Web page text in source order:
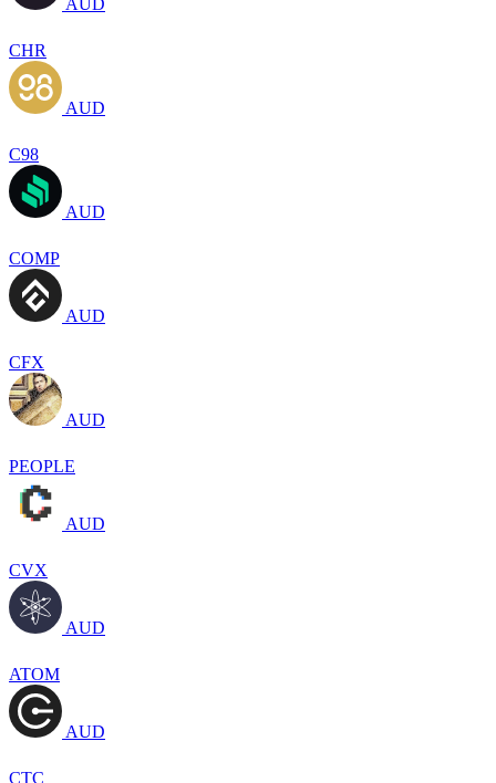
CHR
AUD
C98
AUD
COMP
AUD
CFX
AUD
PEOPLE
AUD
CVX
AUD
ATOM
AUD
CTC